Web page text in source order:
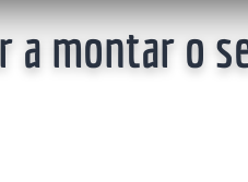
a montar o